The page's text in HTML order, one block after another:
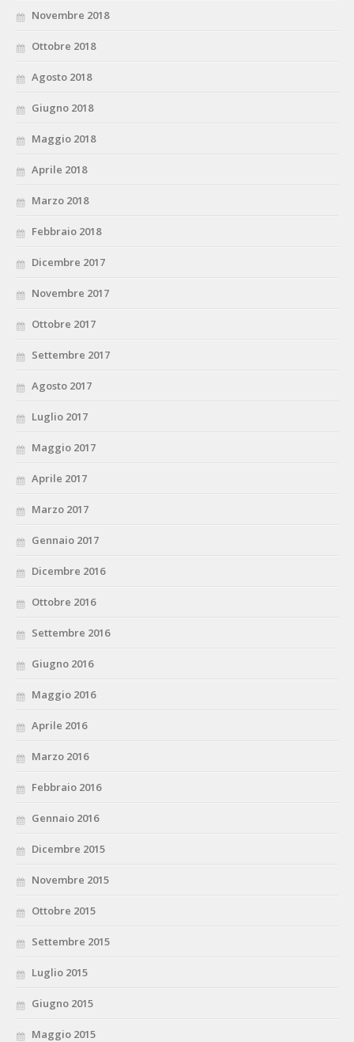
Novembre 2018
Ottobre 2018
Agosto 2018
Giugno 2018
Maggio 2018
Aprile 2018
Marzo 2018
Febbraio 2018
Dicembre 2017
Novembre 2017
Ottobre 2017
Settembre 2017
Agosto 2017
Luglio 2017
Maggio 2017
Aprile 2017
Marzo 2017
Gennaio 2017
Dicembre 2016
Ottobre 2016
Settembre 2016
Giugno 2016
Maggio 2016
Aprile 2016
Marzo 2016
Febbraio 2016
Gennaio 2016
Dicembre 2015
Novembre 2015
Ottobre 2015
Settembre 2015
Luglio 2015
Giugno 2015
Maggio 2015